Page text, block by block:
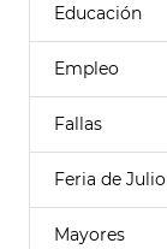
Educación
Empleo
Fallas
Feria de Julio
Mayores